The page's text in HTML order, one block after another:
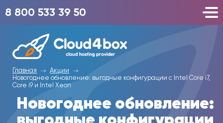
8 800 533 39 50
Главная
Акции
Новогоднее обновление: выгодные конфигурации с Intel Core i7,
Core i9 и Intel Xeon
Новогоднее обновление: